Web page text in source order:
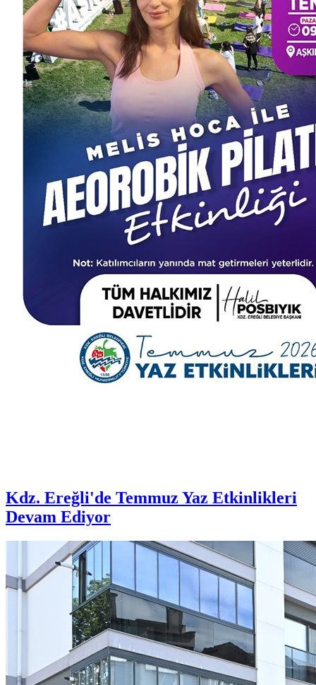
Kdz. Ereğli'de Temmuz Yaz Etkinlikleri
Devam Ediyor